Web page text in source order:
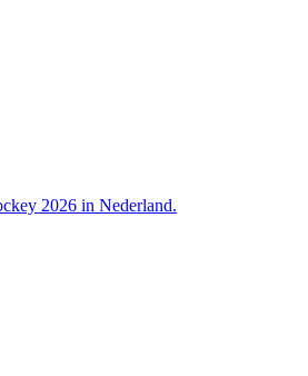
2026 in Nederland.